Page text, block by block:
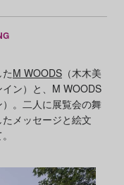
M WOODS（木木美
ン）と、M WOODS
。二人に展覧会の舞
メッセージと絵文